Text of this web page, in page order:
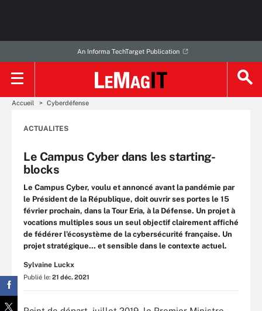
An Informa TechTarget Publication
Accueil Cyberdéfense
ACTUALITES
Le Campus Cyber dans les starting-
blocks
Le Campus Cyber, voulu et annoncé avant la pandémie par
le Président de la République, doit ouvrir ses portes le 15
février prochain, dans la Tour Eria, à la Défense. Un projet à
vocations multiples sous un seul objectif clairement affiché
de fédérer l’écosystème de la cybersécurité française. Un
projet stratégique… et sensible dans le contexte actuel.
Sylvaine Luckx
Publié le: 21 déc. 2021